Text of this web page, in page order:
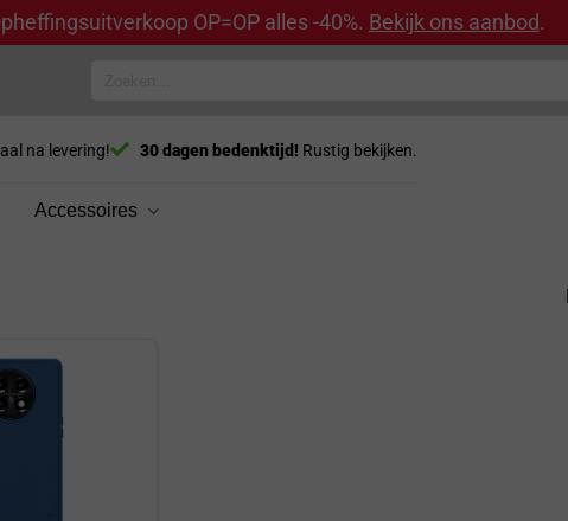
OP=OP alles -40%. Bekijk ons aanbod.
na levering! 30 dagen bedenktijd! Rustig bekijken.
Accessoires